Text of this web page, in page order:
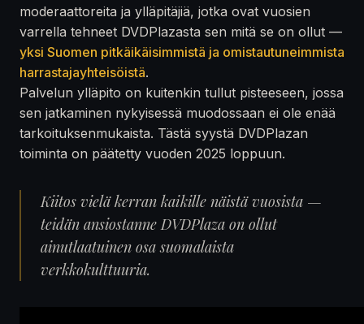
moderaattoreita ja ylläpitäjiä, jotka ovat vuosien
varrella tehneet DVDPlazasta sen mitä se on ollut —
yksi Suomen pitkäikäisimmistä ja omistautuneimmista
harrastajayhteisöistä.
Palvelun ylläpito on kuitenkin tullut pisteeseen, jossa
sen jatkaminen nykyisessä muodossaan ei ole enää
tarkoituksenmukaista. Tästä syystä DVDPlazan
toiminta on päätetty vuoden 2025 loppuun.
Kiitos vielä kerran kaikille näistä vuosista —
teidän ansiostanne DVDPlaza on ollut
ainutlaatuinen osa suomalaista
verkkokulttuuria.